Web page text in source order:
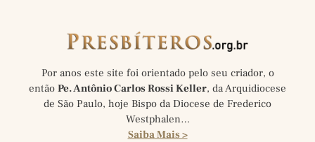
Por anos este site foi orientado pelo seu criador, o
então Pe. Antônio Carlos Rossi Keller, da Arquidiocese
de São Paulo, hoje Bispo da Diocese de Frederico
Westphalen…
Saiba Mais >